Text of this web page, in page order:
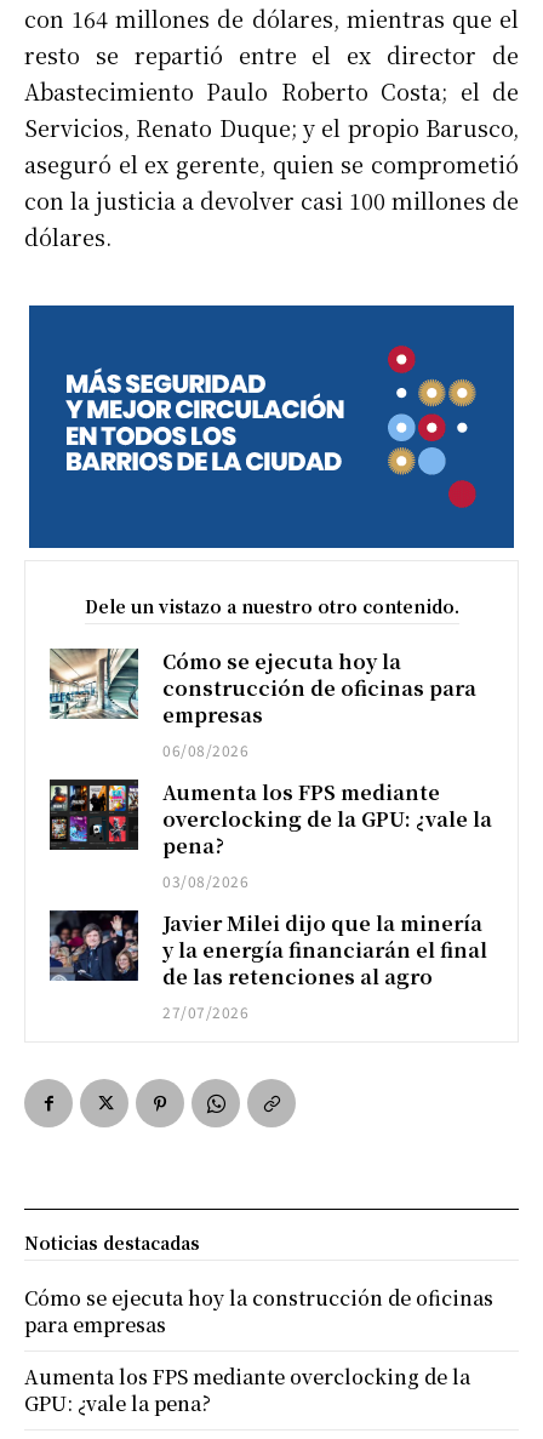
con 164 millones de dólares, mientras que el
resto se repartió entre el ex director de
Abastecimiento Paulo Roberto Costa; el de
Servicios, Renato Duque; y el propio Barusco,
aseguró el ex gerente, quien se comprometió
con la justicia a devolver casi 100 millones de
dólares.
Dele un vistazo a nuestro otro contenido.
Cómo se ejecuta hoy la
construcción de oficinas para
empresas
06/08/2026
Aumenta los FPS mediante
overclocking de la GPU: ¿vale la
pena?
03/08/2026
Javier Milei dijo que la minería
y la energía financiarán el final
de las retenciones al agro
27/07/2026
Noticias destacadas
Cómo se ejecuta hoy la construcción de oficinas
para empresas
Aumenta los FPS mediante overclocking de la
GPU: ¿vale la pena?